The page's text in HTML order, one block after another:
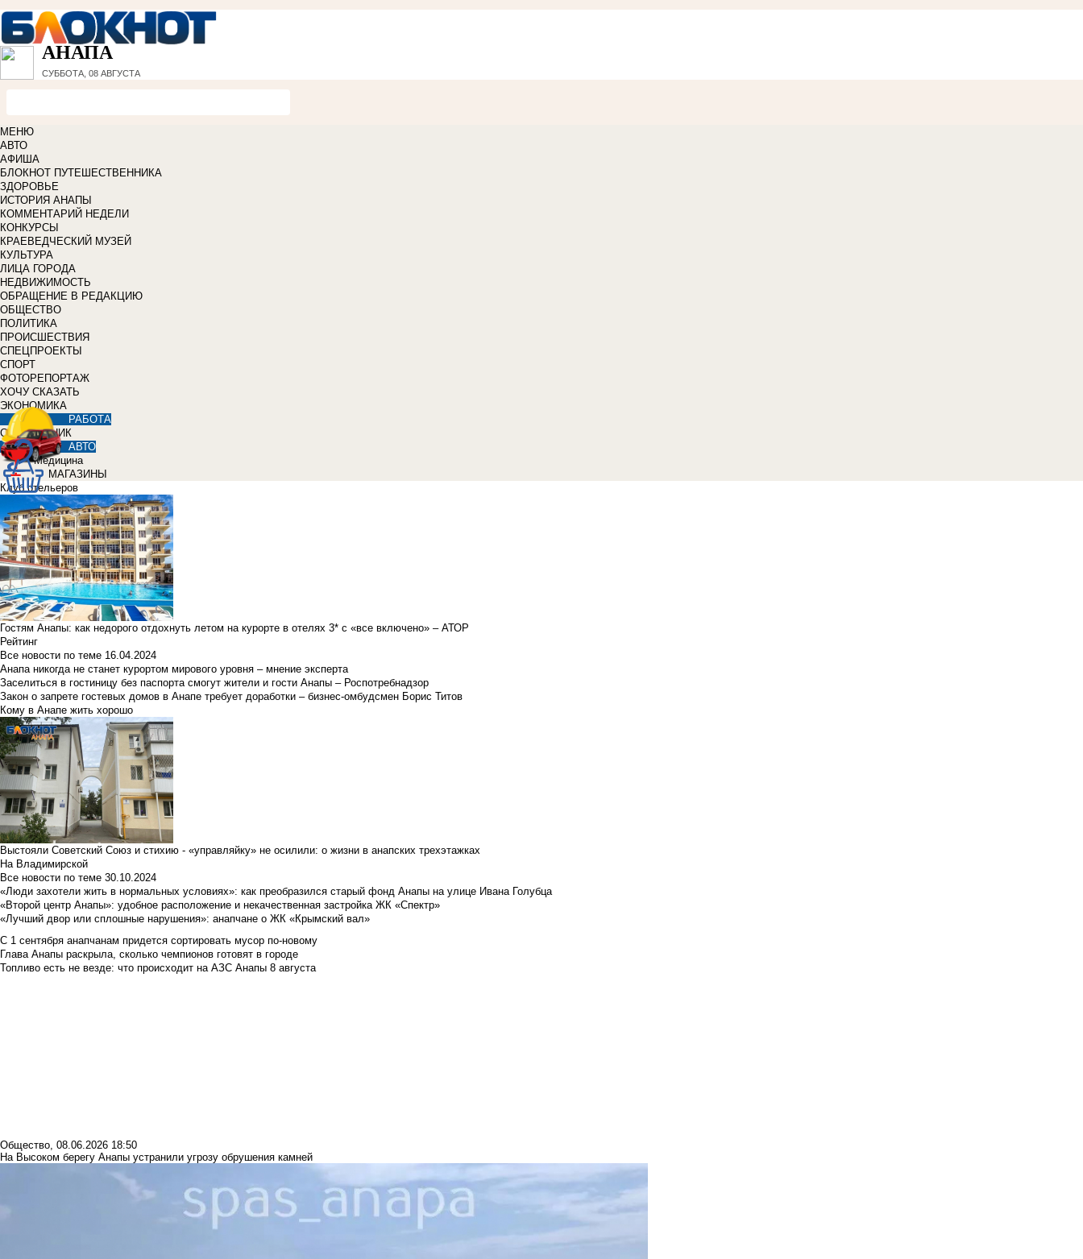
АНАПА
СУББОТА, 08 АВГУСТА
МЕНЮ
АВТО
АФИША
БЛОКНОТ ПУТЕШЕСТВЕННИКА
ЗДОРОВЬЕ
ИСТОРИЯ АНАПЫ
КОММЕНТАРИЙ НЕДЕЛИ
КОНКУРСЫ
КРАЕВЕДЧЕСКИЙ МУЗЕЙ
КУЛЬТУРА
ЛИЦА ГОРОДА
НЕДВИЖИМОСТЬ
ОБРАЩЕНИЕ В РЕДАКЦИЮ
ОБЩЕСТВО
ПОЛИТИКА
ПРОИСШЕСТВИЯ
СПЕЦПРОЕКТЫ
СПОРТ
ФОТОРЕПОРТАЖ
ХОЧУ СКАЗАТЬ
ЭКОНОМИКА
РАБОТА
СПРАВОЧНИК
АВТО
Медицина
МАГАЗИНЫ
Клуб отельеров
Гостям Анапы: как недорого отдохнуть летом на курорте в отелях 3* с «все включено» – АТОР
Рейтинг
Все новости по теме 16.04.2024
Анапа никогда не станет курортом мирового уровня – мнение эксперта
Заселиться в гостиницу без паспорта смогут жители и гости Анапы – Роспотребнадзор
Закон о запрете гостевых домов в Анапе требует доработки – бизнес-омбудсмен Борис Титов
Кому в Анапе жить хорошо
Выстояли Советский Союз и стихию - «управляйку» не осилили: о жизни в анапских трехэтажках
На Владимирской
Все новости по теме 30.10.2024
«Люди захотели жить в нормальных условиях»: как преобразился старый фонд Анапы на улице Ивана Голубца
«Второй центр Анапы»: удобное расположение и некачественная застройка ЖК «Спектр»
«Лучший двор или сплошные нарушения»: анапчане о ЖК «Крымский вал»
С 1 сентября анапчанам придется сортировать мусор по-новому
Глава Анапы раскрыла, сколько чемпионов готовят в городе
Топливо есть не везде: что происходит на АЗС Анапы 8 августа
Общество, 08.06.2026 18:50
На Высоком берегу Анапы устранили угрозу обрушения камней